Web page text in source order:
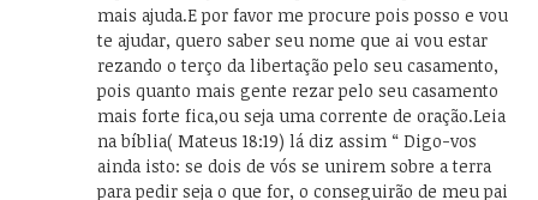
mais ajuda.E por favor me procure pois posso e vou
te ajudar, quero saber seu nome que ai vou estar
rezando o terço da libertação pelo seu casamento,
pois quanto mais gente rezar pelo seu casamento
mais forte fica,ou seja uma corrente de oração.Leia
na bíblia( Mateus 18:19) lá diz assim “ Digo-vos
ainda isto: se dois de vós se unirem sobre a terra
para pedir seja o que for, o conseguirão de meu pai